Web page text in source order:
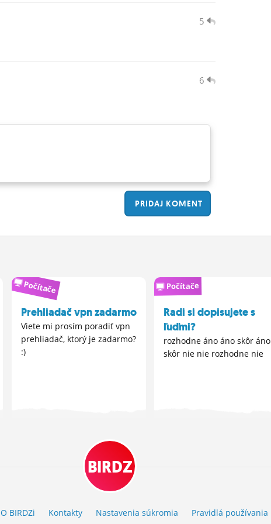
5
6
PRIDAJ KOMENT
Počítače
Prehliadač vpn zadarmo
Viete mi prosím poradiť vpn
prehliadač, ktorý je zadarmo?
:)
Počítače
Radi si dopisujete s
ľuďmi?
rozhodne áno áno skôr áno
skôr nie nie rozhodne nie
BIRDZ
O BIRDZi Kontakty Nastavenia súkromia Pravidlá používania